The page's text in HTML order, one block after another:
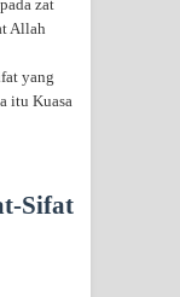
zat
Allah
yang
itu Kuasa
Sifat